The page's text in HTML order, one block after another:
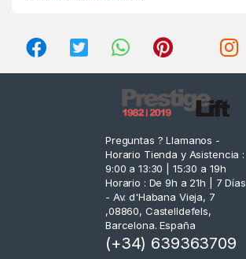
Preguntas ? Llamanos -
Horario Tienda y Asistencia :
9:00 a 13:30 | 15:30 a 19h
Horario : De 9h a 21h | 7 Días
- Av. d'Habana Vieja, 7
,08860, Castelldefels,
Barcelona. España
(+34) 639363709